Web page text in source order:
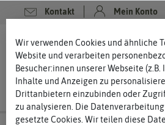
Kontakt Mein Konto
Wir verwenden Cookies und ähnliche
Website und verarbeiten
Besucher:innen unserer Webseite (z.B.
Inhalte und Anzeigen zu
Drittanbietern einzubinden oder
zu analysieren. Die
gesetzte Cookies. Wir teilen diese